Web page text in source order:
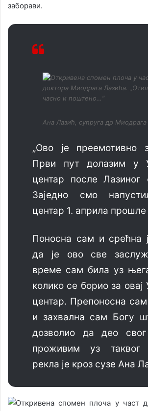
заборави.
Ана Лазић, супруга др Миодрага
„Ово је преемотивно
Први пут долазим у
центар после Лазиног
Заједно смо
центар 1. априла прошле
Поносна сам и срећна
да је ово све
време сам била уз
колико се борио за овај
центар. Препоносна
и захвална сам Богу
дозволио да део
проживим уз таквог
рекла је кроз сузе Ана